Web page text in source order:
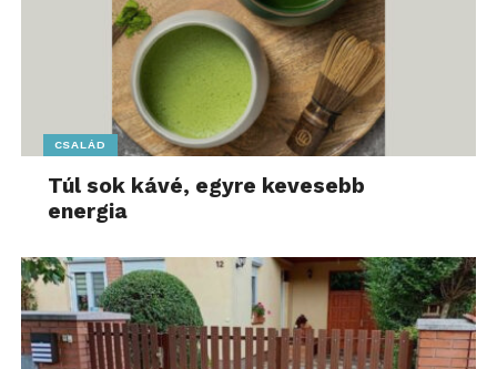
CSALÁD
Túl sok kávé, egyre kevesebb
energia